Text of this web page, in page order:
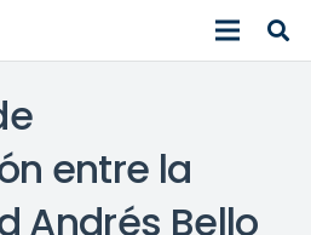
entre la
Andrés Bello